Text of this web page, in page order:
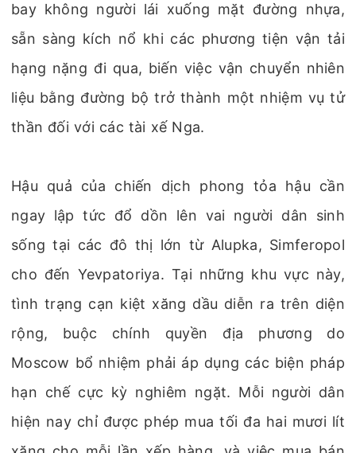
bay không người lái xuống mặt đường nhựa,
sẵn sàng kích nổ khi các phương tiện vận tải
hạng nặng đi qua, biến việc vận chuyển nhiên
liệu bằng đường bộ trở thành một nhiệm vụ tử
thần đối với các tài xế Nga.
Hậu quả của chiến dịch phong tỏa hậu cần
ngay lập tức đổ dồn lên vai người dân sinh
sống tại các đô thị lớn từ Alupka, Simferopol
cho đến Yevpatoriya. Tại những khu vực này,
tình trạng cạn kiệt xăng dầu diễn ra trên diện
rộng, buộc chính quyền địa phương do
Moscow bổ nhiệm phải áp dụng các biện pháp
hạn chế cực kỳ nghiêm ngặt. Mỗi người dân
hiện nay chỉ được phép mua tối đa hai mươi lít